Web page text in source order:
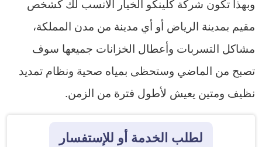
مقيم بمدينة الرياض أو أي مدينة من مدن المملكة،
مشاكل التسربات وأعطال الخزانات جميعها سوف
تصبح من الماضي وستحظى بمياه صحية ونظام تمديد
نظيف ومتين يعيش لأطول فترة من الزمن.
لطلب الخدمة أو للإستفسار